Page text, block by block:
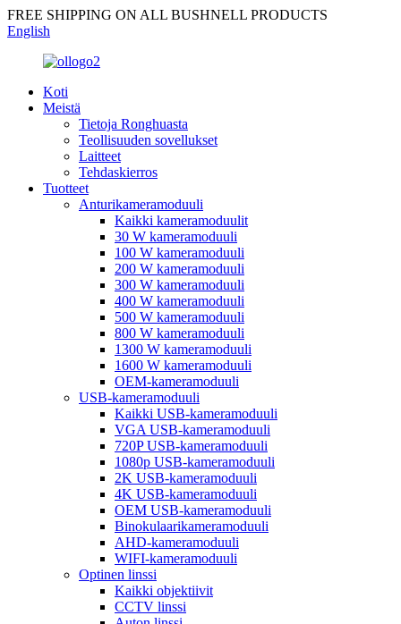
FREE SHIPPING ON ALL BUSHNELL PRODUCTS
English
Koti
Meistä
Tietoja Ronghuasta
Teollisuuden sovellukset
Laitteet
Tehdaskierros
Tuotteet
Anturikameramoduuli
Kaikki kameramoduulit
30 W kameramoduuli
100 W kameramoduuli
200 W kameramoduuli
300 W kameramoduuli
400 W kameramoduuli
500 W kameramoduuli
800 W kameramoduuli
1300 W kameramoduuli
1600 W kameramoduuli
OEM-kameramoduuli
USB-kameramoduuli
Kaikki USB-kameramoduuli
VGA USB-kameramoduuli
720P USB-kameramoduuli
1080p USB-kameramoduuli
2K USB-kameramoduuli
4K USB-kameramoduuli
OEM USB-kameramoduuli
Binokulaarikameramoduuli
AHD-kameramoduuli
WIFI-kameramoduuli
Optinen linssi
Kaikki objektiivit
CCTV linssi